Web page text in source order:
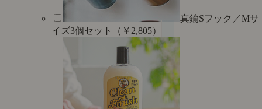
真鍮Sフック／Mサ
イズ3個セット（￥2,805）